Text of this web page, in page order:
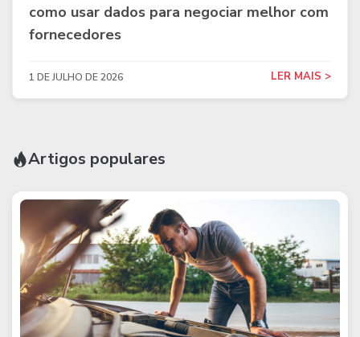
como usar dados para negociar melhor com
fornecedores
1 DE JULHO DE 2026 LER MAIS >
Artigos populares